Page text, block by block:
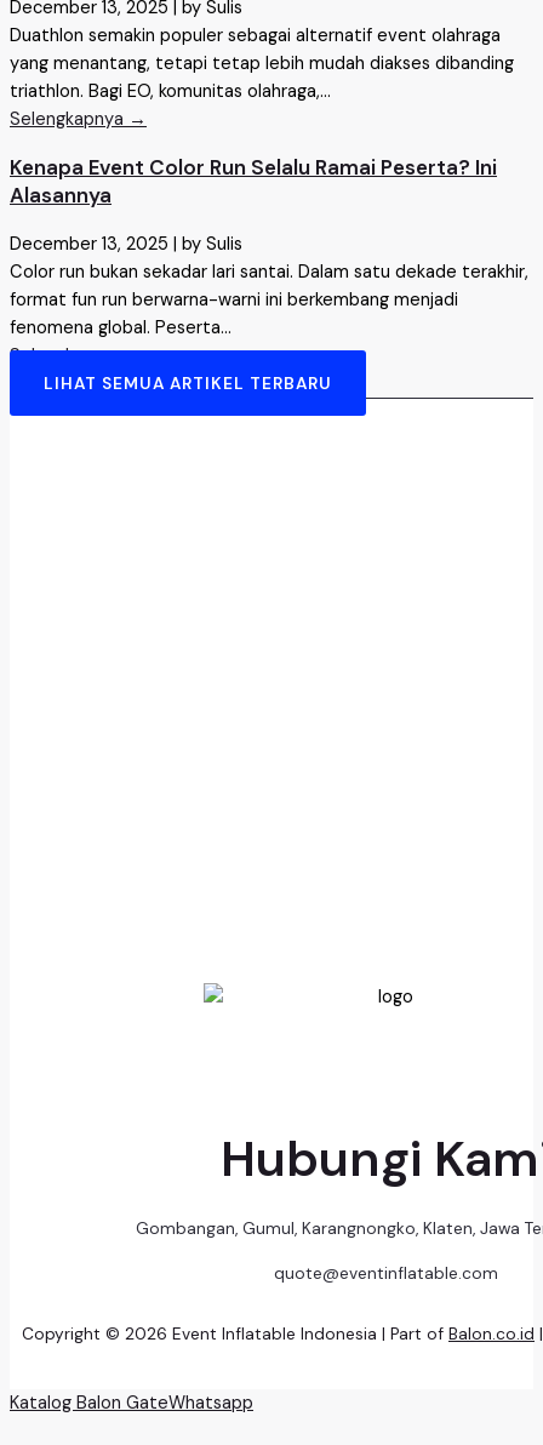
December 13, 2025
by Sulis
Duathlon semakin populer sebagai alternatif event olahraga
yang menantang, tetapi tetap lebih mudah diakses dibanding
triathlon. Bagi EO, komunitas olahraga,...
Selengkapnya →
Kenapa Event Color Run Selalu Ramai Peserta? Ini
Alasannya
December 13, 2025 | by Sulis
Color run bukan sekadar lari santai. Dalam satu dekade terakhir,
format fun run berwarna-warni ini berkembang menjadi
fenomena global. Peserta...
Selengkapnya →
LIHAT SEMUA ARTIKEL TERBARU
Hubungi
Gombangan, Gumul, Karangnongko, Klaten, Jawa
quote@eventinflatable.com
Copyright © 2026 Event Inflatable Indonesia | Part of Balon.co.id
Katalog Balon GateWhatsapp